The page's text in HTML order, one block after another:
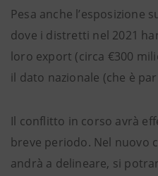
Pesa anche l’esposizione
dove i distretti nel 2021
loro export (circa €300
il dato nazionale (che è
Il conflitto in corso avrà
breve periodo. Nel nuovo
andrà a delineare, si